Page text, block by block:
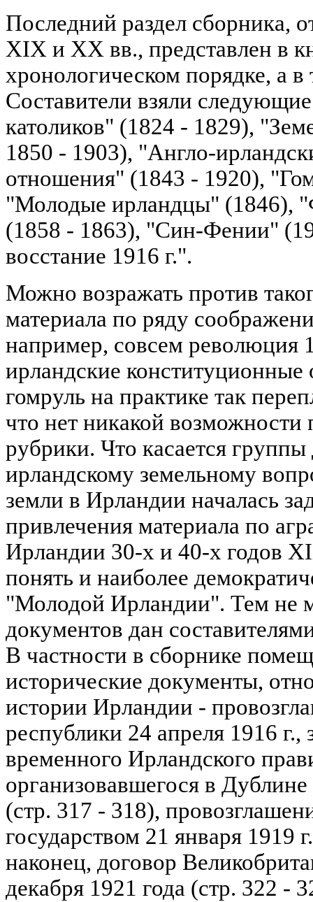
Последний раздел сборника,
XIX и XX вв., представлен в
хронологическом порядке, а в
Составители взяли
католиков" (1824 - 1829),
1850 - 1903), "Англо-
отношения" (1843 - 1920),
"Молодые ирландцы" (1846),
(1858 - 1863), "Син-Фении"
восстание 1916 г.".
Можно возражать против
материала по ряду
например, совсем революция
ирландские конституционные
гомруль на практике так
что нет никакой возможности
рубрики. Что касается
ирландскому земельному
земли в Ирландии началась
привлечения материала по
Ирландии 30-х и 40-х годов
понять и наиболее
"Молодой Ирландии". Тем не
документов дан
В частности в сборнике
исторические документы,
истории Ирландии -
республики 24 апреля 1916
временного Ирландского
организовавшегося в Дублине
(стр. 317 - 318),
государством 21 января 1919
наконец, договор
декабря 1921 года (стр. 322 -